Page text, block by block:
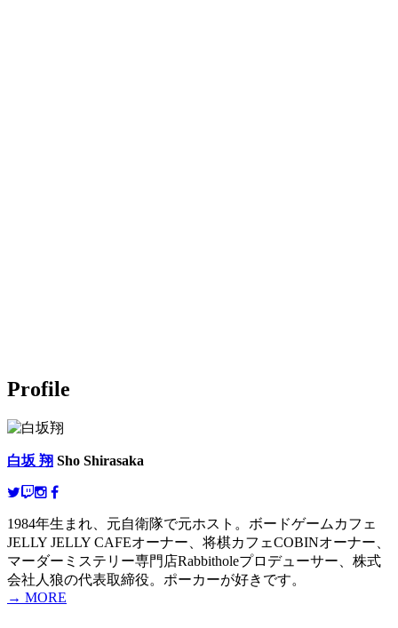
Profile
白坂 翔 Sho Shirasaka
1984年生まれ、元自衛隊で元ホスト。ボードゲームカフェ
JELLY JELLY CAFEオーナー、将棋カフェCOBINオーナー、
マーダーミステリー専門店Rabbitholeプロデューサー、株式
会社人狼の代表取締役。ポーカーが好きです。
→ MORE